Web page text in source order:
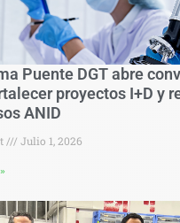
Puente DGT abre
proyectos I+D y
ANID
Julio 1, 2026